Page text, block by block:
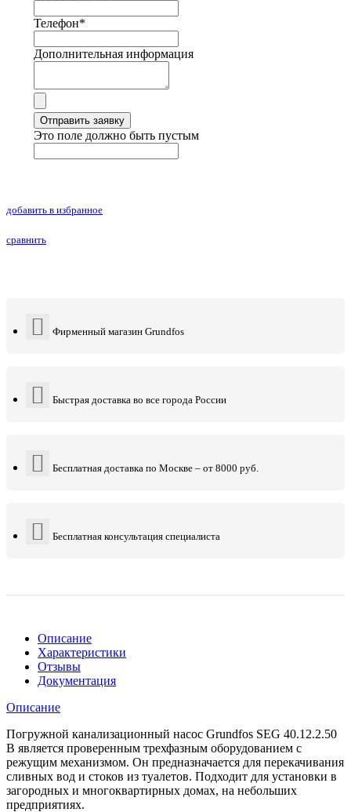
Телефон*
Дополнительная информация
Отправить заявку
Это поле должно быть пустым
добавить в избранное
сравнить
Фирменный магазин Grundfos
Быстрая доставка во все города России
Бесплатная доставка по Москве – от 8000 руб.
Бесплатная консультация специалиста
Описание
Характеристики
Отзывы
Документация
Описание
Погружной канализационный насос Grundfos SEG 40.12.2.50
B является проверенным трехфазным оборудованием с
режущим механизмом. Он предназначается для перекачивания
сливных вод и стоков из туалетов. Подходит для установки в
загородных и многоквартирных домах, на небольших
предприятиях.